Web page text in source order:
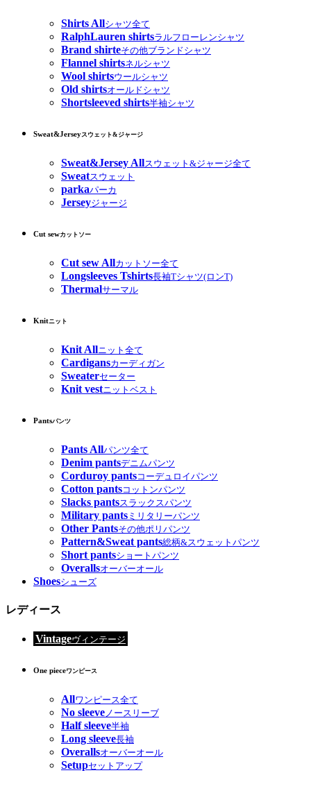
Shirts Allシャツ全て
RalphLauren shirtsラルフローレンシャツ
Brand shirteその他ブランドシャツ
Flannel shirtsネルシャツ
Wool shirtsウールシャツ
Old shirtsオールドシャツ
Shortsleeved shirts半袖シャツ
Sweat&Jerseyスウェット&ジャージ
Sweat&Jersey Allスウェット&ジャージ全て
Sweatスウェット
parkaパーカ
Jerseyジャージ
Cut sewカットソー
Cut sew Allカットソー全て
Longsleeves Tshirts長袖Tシャツ(ロンT)
Thermalサーマル
Knitニット
Knit Allニット全て
Cardigansカーディガン
Sweaterセーター
Knit vestニットベスト
Pantsパンツ
Pants Allパンツ全て
Denim pantsデニムパンツ
Corduroy pantsコーデュロイパンツ
Cotton pantsコットンパンツ
Slacks pantsスラックスパンツ
Military pants ミリタリーパンツ
Other Pantsその他ポリパンツ
Pattern&Sweat pants総柄&スウェットパンツ
Short pantsショートパンツ
Overallsオーバーオール
Shoesシューズ
レディース
Vintageヴィンテージ
One pieceワンピース
Allワンピース全て
No sleeve ノースリーブ
Half sleeve半袖
Long sleeve長袖
Overallsオーバーオール
Setupセットアップ